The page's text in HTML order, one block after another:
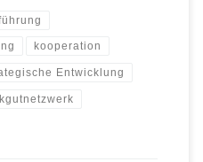
kooperation
Entwicklung